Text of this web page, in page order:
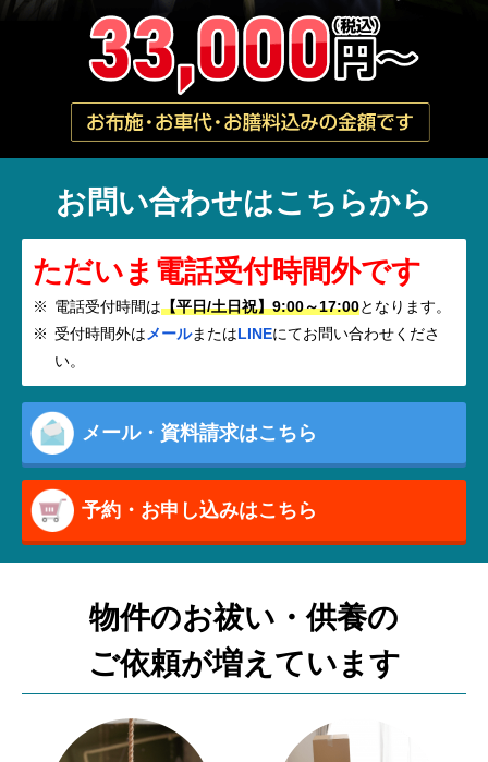
お問い合わせはこちらから
ただいま電話受付時間外です
電話受付時間は【平日/土日祝】9:00～17:00となります。
受付時間外はメールまたはLINEにてお問い合わせくださ
い。
メール・資料請求はこちら
予約・お申し込みはこちら
物件のお祓い・供養の
ご依頼が増えています